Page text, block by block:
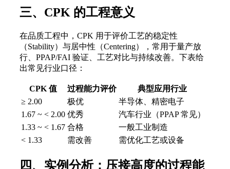
三、CPK 的工程意义
在品质工程中，CPK 用于评价工艺的稳定性
（Stability）与居中性（Centering），常用于量产放
行、PPAP/FAI 验证、工艺对比与持续改善。下表给
出常见行业口径：
CPK 值 过程能力评价
典型应用行业
≥ 2.00
极优
半导体、精密电子
1.67 ~ < 2.00 优秀
汽车行业（PPAP 常见）
1.33 ~ < 1.67 合格
一般工业制造
< 1.33
需改善 需优化工艺或设备
四、实例分析：压接高度的过程能